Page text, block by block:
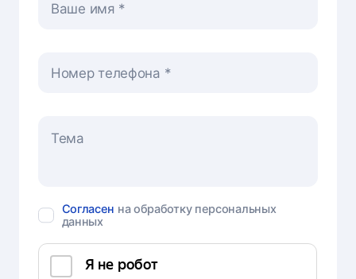
Ваше имя
Номер телефона
Согласен на обработку персональных
данных